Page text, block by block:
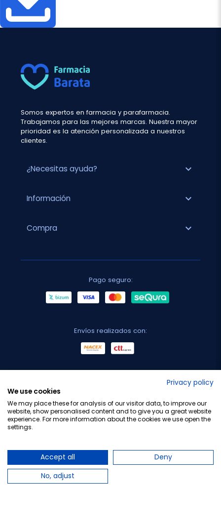
Somos expertos en farmacia y parafarmacia.
Trabajamos para las mejores marcas. Nuestra mayor
prioridad es la atención personalizada a nuestros
clientes.
¿Necesitas ayuda? expand_more
Información expand_more
Compra expand_more
Pago seguro:
Envíos realizados con:
Privacy policy
We use cookies
We may place these for analysis of our visitor data, to improve our
website, show personalised content and to give you a great website
experience. For more information about the cookies we use open the
settings.
Accept all
Deny
No, adjust